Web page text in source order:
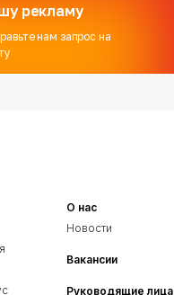
рекламу
нам запрос на
О нас
Новости
Вакансии
Руководящие лица